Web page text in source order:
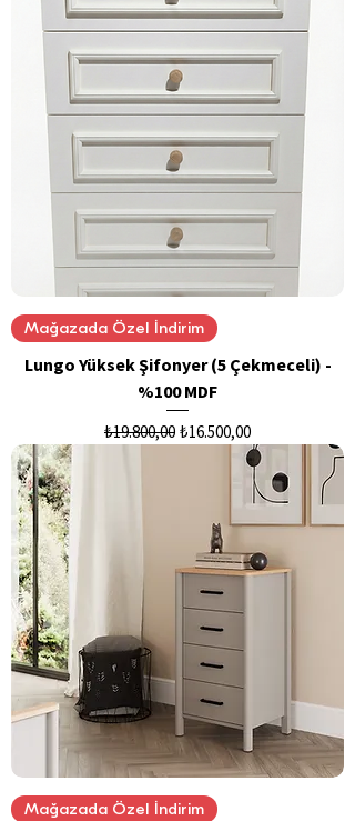
Mağazada Özel İndirim
Lungo Yüksek Şifonyer (5 Çekmeceli) -
%100 MDF
Normal Fiyat
₺19.800,00 İndirimli Fiyat
₺16.500,00
Mağazada Özel İndirim